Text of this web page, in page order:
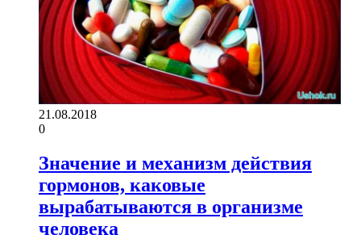
21.08.2018
0
Значение и механизм действия
гормонов, каковые
вырабатываются в организме
человека